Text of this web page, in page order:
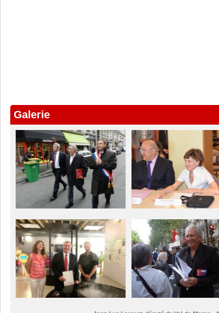
Galerie